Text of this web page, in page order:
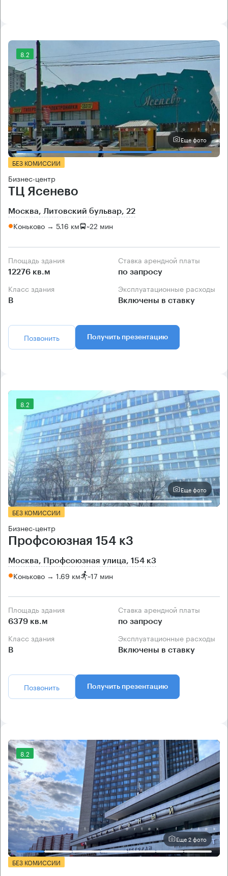
8.2
Еще фото
БЕЗ КОМИССИИ
Бизнес-центр
ТЦ Ясенево
Москва, Литовский бульвар, 22
Коньково → 5.16 км ~22 мин
Площадь здания
12276 кв.м
Ставка арендной платы
по запросу
Класс здания
B
Эксплуатационные расходы
Включены в ставку
Позвонить Получить презентацию
8.2
Еще фото
БЕЗ КОМИССИИ
Бизнес-центр
Профсоюзная 154 к3
Москва, Профсоюзная улица, 154 к3
Коньково → 1.69 км ~17 мин
Площадь здания
6379 кв.м
Ставка арендной платы
по запросу
Класс здания
B
Эксплуатационные расходы
Включены в ставку
Позвонить Получить презентацию
8.2
Еще 2 фото
БЕЗ КОМИССИИ